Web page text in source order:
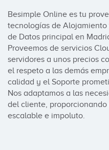
Besimple Online es tu
tecnologías de
de Datos principal en
Proveemos de servicios
servidores a unos precios
el respeto a las demás
calidad y el Soporte
Nos adaptamos a las
del cliente,
escalable e impoluto.